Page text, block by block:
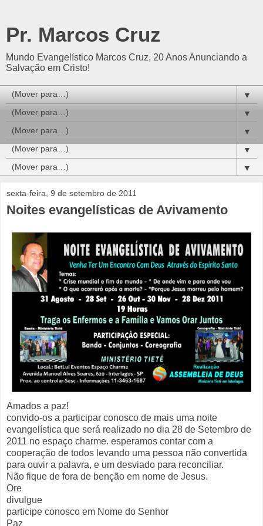
Pr. Marcos Cruz
Mundo Evangelístico Marcos Cruz, 20 Anos Anunciando a
Salvação em Cristo!
▼
▼
▼
▼
▼
sexta-feira, 9 de setembro de 2011
Noites evangelísticas de Avivamento
Amados a paz!
convido-os a participar conosco de mais uma noite
evangelística que será realizado no dia 28 de Setembro de
2011 no espaço charme. esperamos contar com a
cooperação de todos levando uma pessoa não convertida
para ouvir a palavra, e um desviado para reconciliar.
Não fique de fora de benção em nome de Jesus.
Ore
divulgue
participe conosco em Nome do Senhor
Paz